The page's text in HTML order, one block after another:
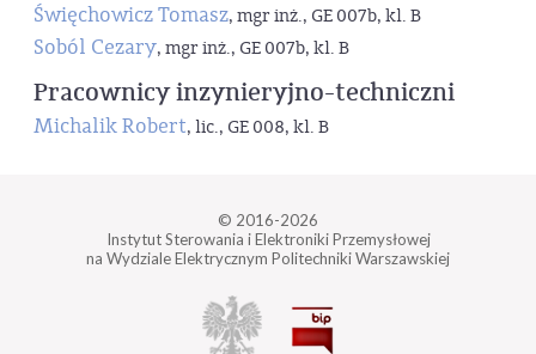
Święchowicz Tomasz, mgr inż., GE 007b, kl. B
Soból Cezary, mgr inż., GE 007b, kl. B
Pracownicy inzynieryjno-techniczni
Michalik Robert, lic., GE 008, kl. B
© 2016-2026
Instytut Sterowania i Elektroniki Przemysłowej
na Wydziale Elektrycznym Politechniki Warszawskiej